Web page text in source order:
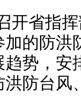
省指挥
加的防
势，安
防台风